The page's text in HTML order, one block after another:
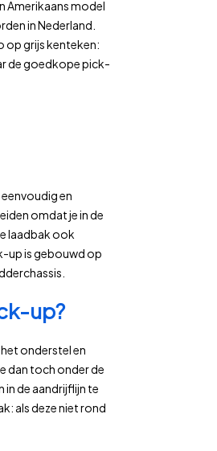
Amerikaans model
in Nederland.
op grijs kenteken:
de goedkope pick-
en
omdat je in de
laadbak ook
up is gebouwd op
up?
onderstel en
dan toch onder de
de aandrijflijn te
als deze niet rond